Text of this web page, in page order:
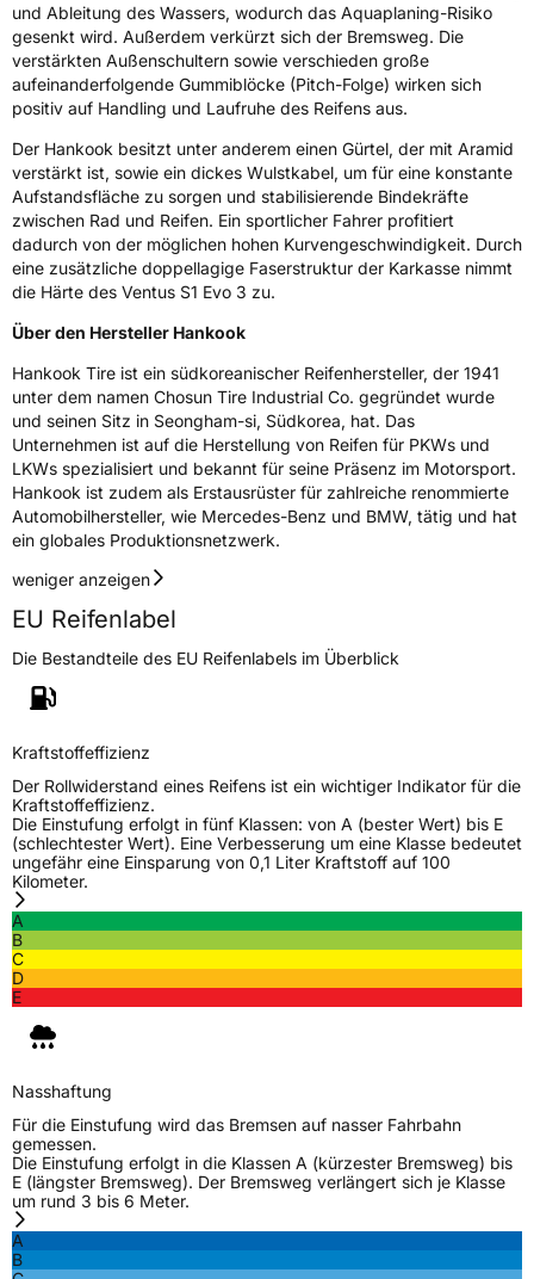
und Ableitung des Wassers, wodurch das Aquaplaning-Risiko
gesenkt wird. Außerdem verkürzt sich der Bremsweg. Die
verstärkten Außenschultern sowie verschieden große
aufeinanderfolgende Gummiblöcke (Pitch-Folge) wirken sich
positiv auf Handling und Laufruhe des Reifens aus.
Der Hankook besitzt unter anderem einen Gürtel, der mit Aramid
verstärkt ist, sowie ein dickes Wulstkabel, um für eine konstante
Aufstandsfläche zu sorgen und stabilisierende Bindekräfte
zwischen Rad und Reifen. Ein sportlicher Fahrer profitiert
dadurch von der möglichen hohen Kurvengeschwindigkeit. Durch
eine zusätzliche doppellagige Faserstruktur der Karkasse nimmt
die Härte des Ventus S1 Evo 3 zu.
Über den Hersteller Hankook
Hankook Tire ist ein südkoreanischer Reifenhersteller, der 1941
unter dem namen Chosun Tire Industrial Co. gegründet wurde
und seinen Sitz in Seongham-si, Südkorea, hat. Das
Unternehmen ist auf die Herstellung von Reifen für PKWs und
LKWs spezialisiert und bekannt für seine Präsenz im Motorsport.
Hankook ist zudem als Erstausrüster für zahlreiche renommierte
Automobilhersteller, wie Mercedes-Benz und BMW, tätig und hat
ein globales Produktionsnetzwerk.
weniger anzeigen
EU Reifenlabel
Die Bestandteile des EU Reifenlabels im Überblick
Kraftstoffeffizienz
Der Rollwiderstand eines Reifens ist ein wichtiger Indikator für die
Kraftstoffeffizienz.
Die Einstufung erfolgt in fünf Klassen: von A (bester Wert) bis E
(schlechtester Wert). Eine Verbesserung um eine Klasse bedeutet
ungefähr eine Einsparung von 0,1 Liter Kraftstoff auf 100
Kilometer.
A
B
C
D
E
Nasshaftung
Für die Einstufung wird das Bremsen auf nasser Fahrbahn
gemessen.
Die Einstufung erfolgt in die Klassen A (kürzester Bremsweg) bis
E (längster Bremsweg). Der Bremsweg verlängert sich je Klasse
um rund 3 bis 6 Meter.
A
B